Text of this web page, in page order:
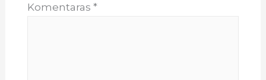
Komentaras *